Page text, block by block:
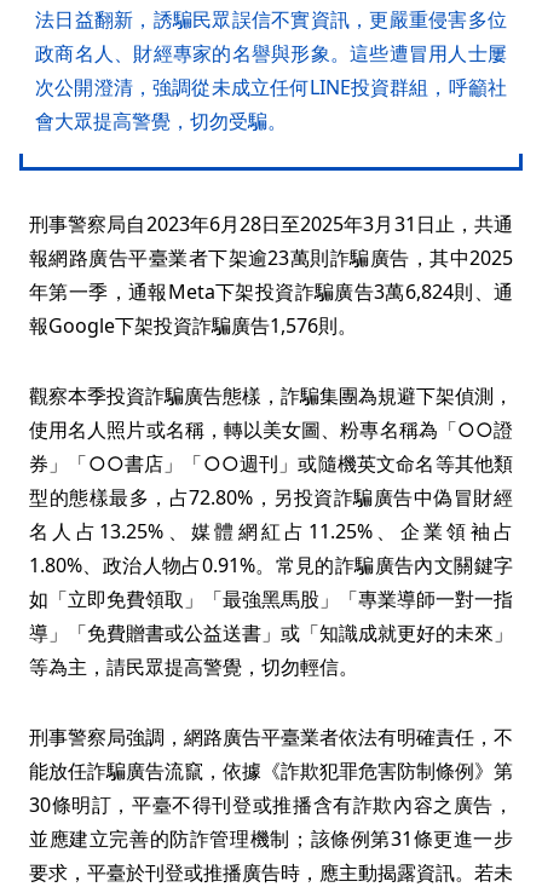
法日益翻新，誘騙民眾誤信不實資訊，更嚴重侵害多位
政商名人、財經專家的名譽與形象。這些遭冒用人士屢
次公開澄清，強調從未成立任何LINE投資群組，呼籲社
會大眾提高警覺，切勿受騙。
刑事警察局自2023年6月28日至2025年3月31日止，共通
報網路廣告平臺業者下架逾23萬則詐騙廣告，其中2025
年第一季，通報Meta下架投資詐騙廣告3萬6,824則、通
報Google下架投資詐騙廣告1,576則。
觀察本季投資詐騙廣告態樣，詐騙集團為規避下架偵測，
使用名人照片或名稱，轉以美女圖、粉專名稱為「○○證
券」「○○書店」「○○週刊」或隨機英文命名等其他類
型的態樣最多，占72.80%，另投資詐騙廣告中偽冒財經
名人占13.25%、媒體網紅占11.25%、企業領袖占
1.80%、政治人物占0.91%。常見的詐騙廣告內文關鍵字
如「立即免費領取」「最強黑馬股」「專業導師一對一指
導」「免費贈書或公益送書」或「知識成就更好的未來」
等為主，請民眾提高警覺，切勿輕信。
刑事警察局強調，網路廣告平臺業者依法有明確責任，不
能放任詐騙廣告流竄，依據《詐欺犯罪危害防制條例》第
30條明訂，平臺不得刊登或推播含有詐欺內容之廣告，
並應建立完善的防詐管理機制；該條例第31條更進一步
要求，平臺於刊登或推播廣告時，應主動揭露資訊。若未